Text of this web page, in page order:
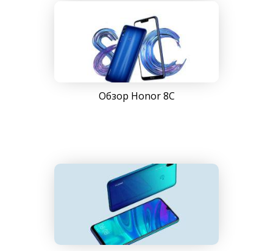
Обзор Honor 8C